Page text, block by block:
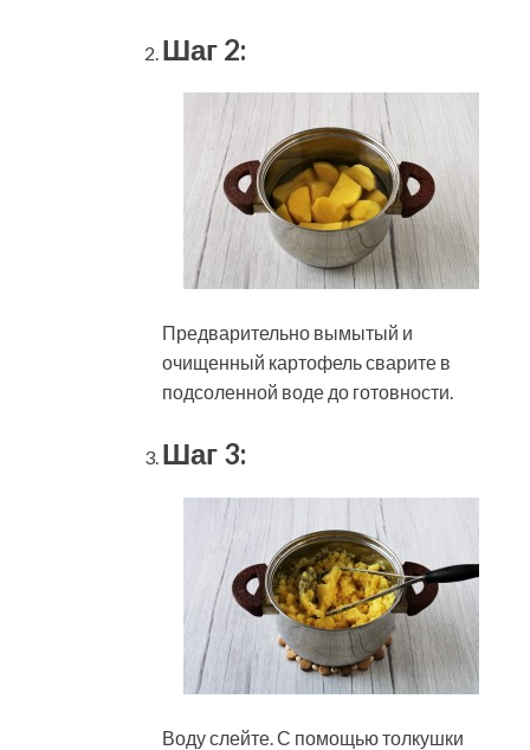
Шаг 2:
Предварительно вымытый и
очищенный картофель сварите в
подсоленной воде до готовности.
Шаг 3:
Воду слейте. С помощью толкушки